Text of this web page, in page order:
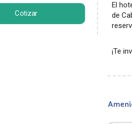
Cotizar
El
de
¡Te